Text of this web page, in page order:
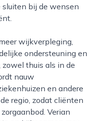
bij de wensen
ondersteuning en
thuis als in de
nauw
en andere
regio, zodat cliënten
Verian